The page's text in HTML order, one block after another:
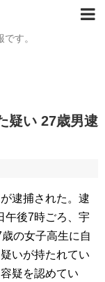
す。
疑い 27歳男逮
逮捕された。逮
午後7時ごろ、宇
の女子高生に自
いが持たれてい
疑を認めてい